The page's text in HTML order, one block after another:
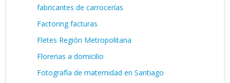
fabricantes de carrocerías
Factoring facturas
Fletes Región Metropolitana
Florerias a domicilio
Fotografía de maternidad en Santiago